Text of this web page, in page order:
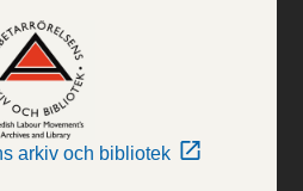
arkiv och bibliotek